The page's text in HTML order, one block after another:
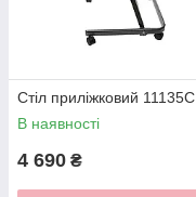
Стіл приліжковий 11135С
В наявності
4 690 ₴